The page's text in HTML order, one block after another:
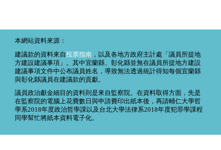
本網站資料來源：
建議款的資料來自投票指南 ，以及各地方政府主計處「議員所提地
方建設建議事項」。其中宜蘭縣、彰化縣並無在議員所提地方建設
建議事項文件中公布議員姓名，導致無法透過統計得知每個宜蘭縣
與彰化縣議員在建議款的貢獻。
議員政治獻金細目的資料則是來自監察院。在資料取得方面，先是
在監察院的電腦上花費數日與申請費印出紙本後，再請輔仁大學哲
學系2018年度政治哲學課以及台北大學法律系2018年度犯罪學課程
同學幫忙將紙本資料電子化。